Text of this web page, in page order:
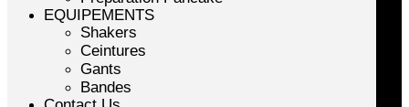
EQUIPEMENTS
Shakers
Ceintures
Gants
Bandes